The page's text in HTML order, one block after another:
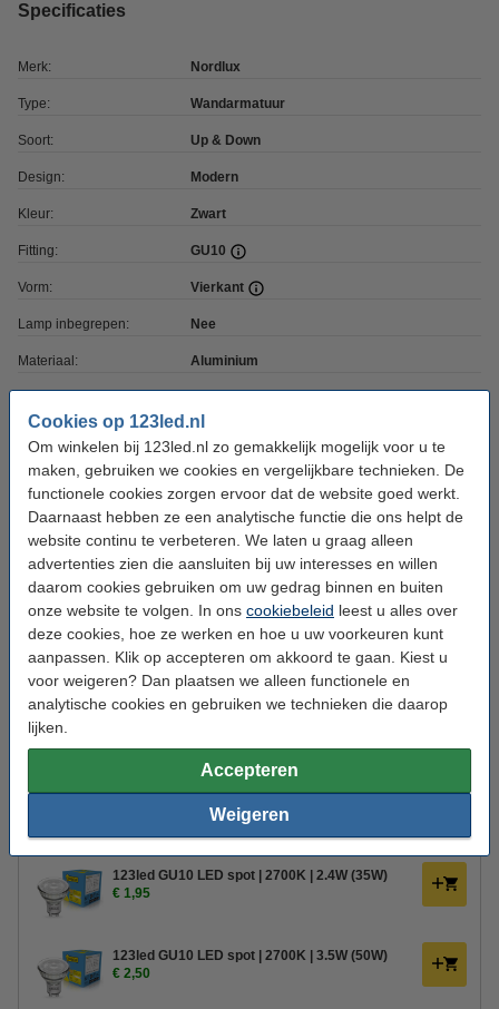
Cookies op 123led.nl
Om winkelen bij 123led.nl zo gemakkelijk mogelijk voor u te
maken, gebruiken we cookies en vergelijkbare technieken. De
functionele cookies zorgen ervoor dat de website goed werkt.
Daarnaast hebben ze een analytische functie die ons helpt de
website continu te verbeteren. We laten u graag alleen
advertenties zien die aansluiten bij uw interesses en willen
daarom cookies gebruiken om uw gedrag binnen en buiten
onze website te volgen. In ons cookiebeleid leest u alles over
deze cookies, hoe ze werken en hoe u uw voorkeuren kunt
aanpassen. Klik op accepteren om akkoord te gaan. Kiest u
voor weigeren? Dan plaatsen we alleen functionele en
analytische cookies en gebruiken we technieken die daarop
lijken.
Accepteren
Weigeren
Specificaties
Merk: Nordlux
Type: Wandarmatuur
Soort: Up & Down
Design: Modern
Kleur: Zwart
Fitting: GU10
Vorm: Vierkant
Lamp inbegrepen: Nee
Materiaal: Aluminium
Stroomvoorziening:
Voltage: 220-240 V
Ingangsfrequentie:
Afmetingen: 7,7 x 7,7 x 23,5 cm (lxbxh)
Montage: Opbouw
Werktemperatuur: -20 tot +40 °C
Beschermingsniveau: IP54
Extra info:
uw oude apparaat
123led GU10 LED spot | 2700K | 2.4W (35W)
€ 1,95
123led GU10 LED spot | 2700K | 3.5W (50W)
€ 2,50